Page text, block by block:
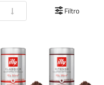
Definir Ordenação Crescente
Filtro